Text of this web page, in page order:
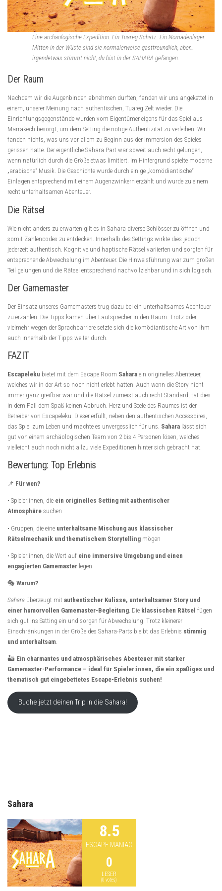
Eine archäologische Expedition. Ein Tuareg-Schatz. Ein Nomadenlager.
Mitten in der Wüste sind sie normalerweise gastfreundlich, aber…
irgendetwas stimmt nicht, du bist in der SAHARA gefangen.
Der Raum
Nachdem wir die Augenbinden abnehmen durften, fanden wir uns angekettet in
einem, unserer Meinung nach authentischen, Tuareg Zelt wieder. Die
Einrichtungsgegenstände wurden vom Eigentümer eigens für das Spiel aus
Marrakech besorgt, um dem Setting die nötige Authentizität zu verleihen. Wir
fanden nichts, was uns vor allem zu Beginn aus der Immersion des Spieles
gerissen hatte. Der eigentliche Sahara Part war soweit auch recht gelungen,
wenn natürlich durch die Größe etwas limitiert. Im Hintergrund spielte moderne
„arabische“ Musik. Die Geschichte wurde durch einige „komödiantische“
Einlagen entsprechend mit einem Augenzwinkern erzählt und wurde zu einem
recht unterhaltsamen Abenteuer.
Die Rätsel
Wie nicht anders zu erwarten gilt es in Sahara diverse Schlösser zu öffnen und
somit Zahlencodes zu entdecken. Innerhalb des Settings wirkte dies jedoch
jederzeit authentisch. Kognitive und haptische Rätsel variierten und sorgten für
entsprechende Abwechslung im Abenteuer. Die Hinweisführung war zum großen
Teil gelungen und die Rätsel entsprechend nachvollziehbar und in sich logisch.
Der Gamemaster
Der Einsatz unseres Gamemasters trug dazu bei ein unterhaltsames Abenteuer
zu erzählen. Die Tipps kamen über Lautsprecher in den Raum. Trotz oder
vielmehr wegen der Sprachbarriere setzte sich die komödiantische Art von ihm
auch innerhalb der Tipps weiter durch.
FAZIT
Escapeleku bietet mit dem Escape Room Sahara ein originelles Abenteuer,
welches wir in der Art so noch nicht erlebt hatten. Auch wenn die Story nicht
immer ganz greifbar war und die Rätsel zumeist auch recht Standard, tat dies
in dem Fall dem Spaß keinen Abbruch. Herz und Seele des Raumes ist der
Betreiber von Escapeleku. Dieser erfüllt, neben den authentischen Accessoires,
das Spiel zum Leben und machte es unvergesslich für uns. Sahara lässt sich
gut von einem archäologischen Team von 2 bis 4 Personen lösen, welches
vielleicht auch noch nicht allzu viele Expeditionen hinter sich gebracht hat.
Bewertung: Top Erlebnis
📌 Für wen?
• Spieler:innen, die ein originelles Setting mit authentischer
Atmosphäre suchen
• Gruppen, die eine unterhaltsame Mischung aus klassischer
Rätselmechanik und thematischem Storytelling mögen
• Spieler:innen, die Wert auf eine immersive Umgebung und einen
engagierten Gamemaster legen
🎭 Warum?
Sahara überzeugt mit authentischer Kulisse, unterhaltsamer Story und
einer humorvollen Gamemaster-Begleitung. Die klassischen Rätsel fügen
sich gut ins Setting ein und sorgen für Abwechslung. Trotz kleinerer
Einschränkungen in der Größe des Sahara-Parts bleibt das Erlebnis stimmig
und unterhaltsam.
🏜 Ein charmantes und atmosphärisches Abenteuer mit starker
Gamemaster-Performance – ideal für Spieler:innen, die ein spaßiges und
thematisch gut eingebettetes Escape-Erlebnis suchen!
Buche jetzt deinen Trip in die Sahara!
Sahara
8.5
ESCAPE MANIAC
0
LESER
(0 votes)